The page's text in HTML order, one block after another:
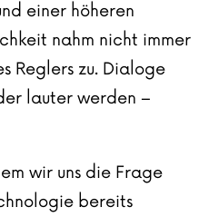
einer höheren
nahm nicht immer
Reglers zu. Dialoge
lauter werden –
wir uns die Frage
bereits